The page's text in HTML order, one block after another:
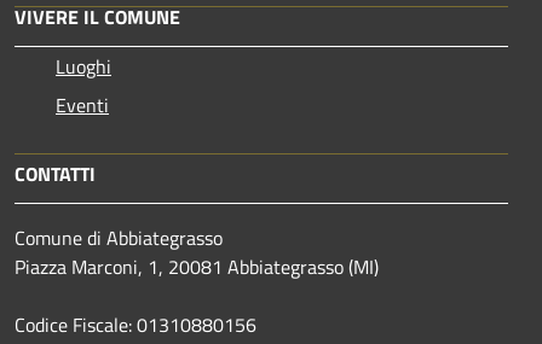
VIVERE IL COMUNE
Luoghi
Eventi
CONTATTI
Comune di Abbiategrasso
Piazza Marconi, 1, 20081 Abbiategrasso (MI)
Codice Fiscale: 01310880156